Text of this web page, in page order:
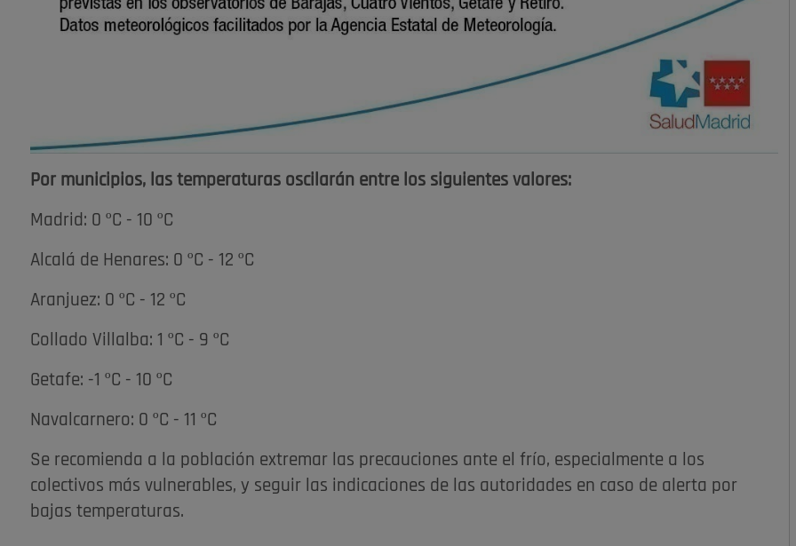
Por municipios, las temperaturas oscilarán entre los siguientes valores:
Madrid: 0 ºC - 10 ºC
Alcalá de Henares: 0 ºC - 12 ºC
Aranjuez: 0 ºC - 12 ºC
Collado Villalba: 1 ºC - 9 ºC
Getafe: -1 ºC - 10 ºC
Navalcarnero: 0 ºC - 11 ºC
Se recomienda a la población extremar las precauciones ante el frío, especialmente a los
colectivos más vulnerables, y seguir las indicaciones de las autoridades en caso de alerta por
bajas temperaturas.